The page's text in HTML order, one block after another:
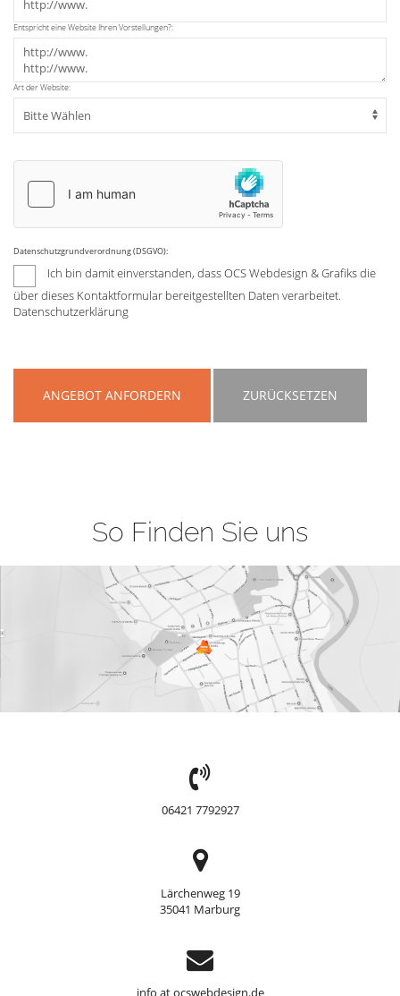
Entspricht eine Website Ihren Vorstellungen?:
Art der Website:
Datenschutzgrundverordnung (DSGVO):
Ich bin damit einverstanden, dass OCS Webdesign & Grafiks die
über dieses Kontaktformular bereitgestellten Daten verarbeitet.
Datenschutzerklärung
ANGEBOT ANFORDERN ZURÜCKSETZEN
So Finden Sie uns
TEL:
06421 7792927
Adresse
Lärchenweg 19
35041 Marburg
Support
info at ocswebdesign.de